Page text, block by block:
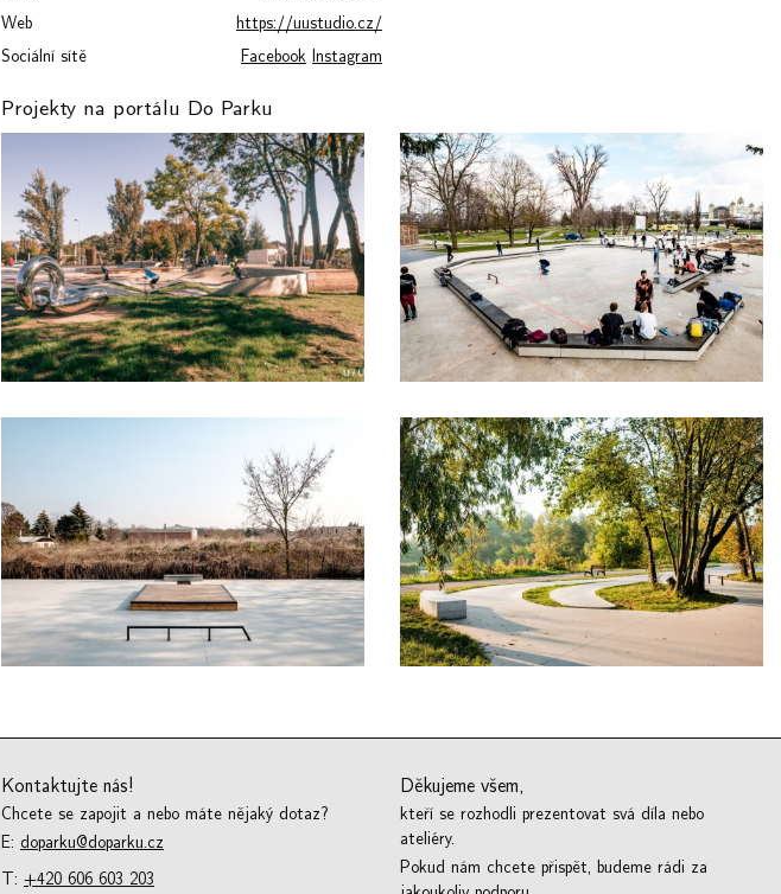
Web
https://uustudio.cz/
Sociální sítě
Facebook Instagram
Projekty na portálu Do Parku
Kontaktujte nás!
Chcete se zapojit a nebo máte nějaký dotaz?
E: doparku@doparku.cz
T: +420 606 603 203
Děkujeme všem,
kteří se rozhodli prezentovat svá díla nebo
ateliéry.
Pokud nám chcete přispět, budeme rádi za